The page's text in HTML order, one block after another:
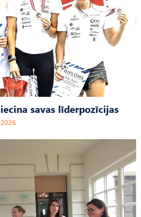
savas līderpozīcijas